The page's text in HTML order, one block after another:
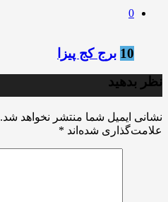
0
10 برج کج پیزا
نظر بدهید
نشانی ایمیل شما منتشر نخواهد شد.
علامت‌گذاری شده‌اند *